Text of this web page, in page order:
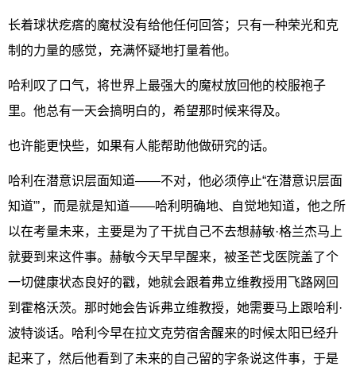
长着球状疙瘩的魔杖没有给他任何回答；只有一种荣光和克
制的力量的感觉，充满怀疑地打量着他。
哈利叹了口气，将世界上最强大的魔杖放回他的校服袍子
里。他总有一天会搞明白的，希望那时候来得及。
也许能更快些，如果有人能帮助他做研究的话。
哈利在潜意识层面知道——不对，他必须停止“在潜意识层面
知道”’，而是就是知道——哈利明确地、自觉地知道，他之所
以在考量未来，主要是为了干扰自己不去想赫敏·格兰杰马上
就要到来这件事。赫敏今天早早醒来，被圣芒戈医院盖了个
一切健康状态良好的戳，她就会跟着弗立维教授用飞路网回
到霍格沃茨。那时她会告诉弗立维教授，她需要马上跟哈利·
波特谈话。哈利今早在拉文克劳宿舍醒来的时候太阳已经升
起来了，然后他看到了未来的自己留的字条说这件事，于是